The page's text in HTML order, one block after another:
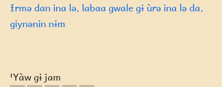
Ɨrmə dan ina lə, labaa gwale gɨ ùrə ina lə da,
giynənin nɨm
ꞌYàw gɨ jam